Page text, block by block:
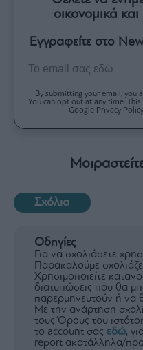
οικονομικά
Εγγραφείτε στο
By submitting your email, you
You can opt out at any time.
Google Privacy
Σχόλια
Οδηγίες
Για να σχολιάσετε
Παρακαλούμε
Χρησιμοποιείτε
διατυπώσεις που θα
παρερμηνευτούν ή να
Με την ανάρτηση
τους Όρους του
το account σας εδώ,
report ακατάλληλα/